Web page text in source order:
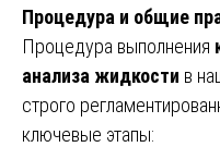
Процедура и общие
Процедура выполнения
анализа жидкости в
строго
ключевые этапы: